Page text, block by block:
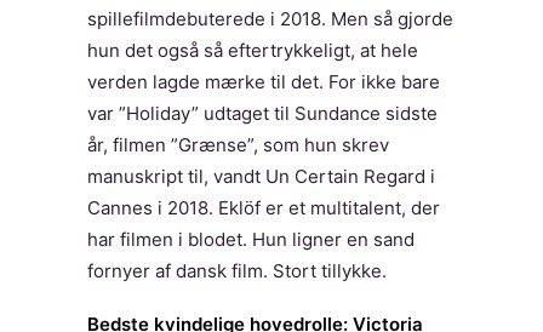
spillefilmdebuterede i 2018. Men så gjorde
hun det også så eftertrykkeligt, at hele
verden lagde mærke til det. For ikke bare
var ”Holiday” udtaget til Sundance sidste
år, filmen ”Grænse”, som hun skrev
manuskript til, vandt Un Certain Regard i
Cannes i 2018. Eklöf er et multitalent, der
har filmen i blodet. Hun ligner en sand
fornyer af dansk film. Stort tillykke.
Bedste kvindelige hovedrolle: Victoria